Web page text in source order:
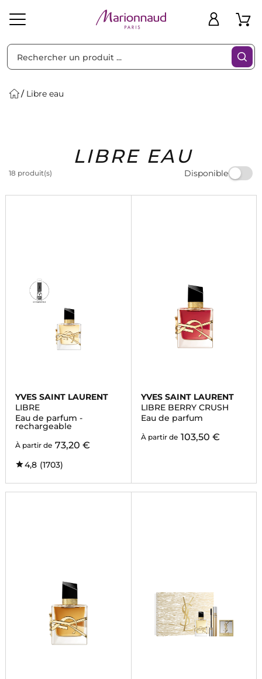
Homme Marques Idées
Cadeaux
Libre eau
LIBRE EAU
18 produit(s) Disponible
Filtres
YVES SAINT LAURENT
LIBRE
Eau de parfum -
rechargeable
À partir de 73,20 €
4,8 (1703)
YVES SAINT LAURENT
LIBRE BERRY CRUSH
Eau de parfum
À partir de 103,50 €